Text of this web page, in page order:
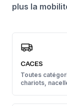
plus la
CACES
Toutes
chariots,